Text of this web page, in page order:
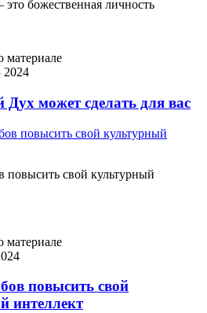
божественная личность
Дух может сделать для вас
повысить свой культурный
повысить свой
интеллект